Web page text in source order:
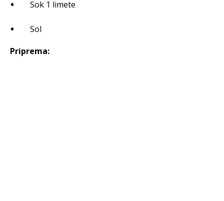
Sok 1 limete
Sol
Priprema: